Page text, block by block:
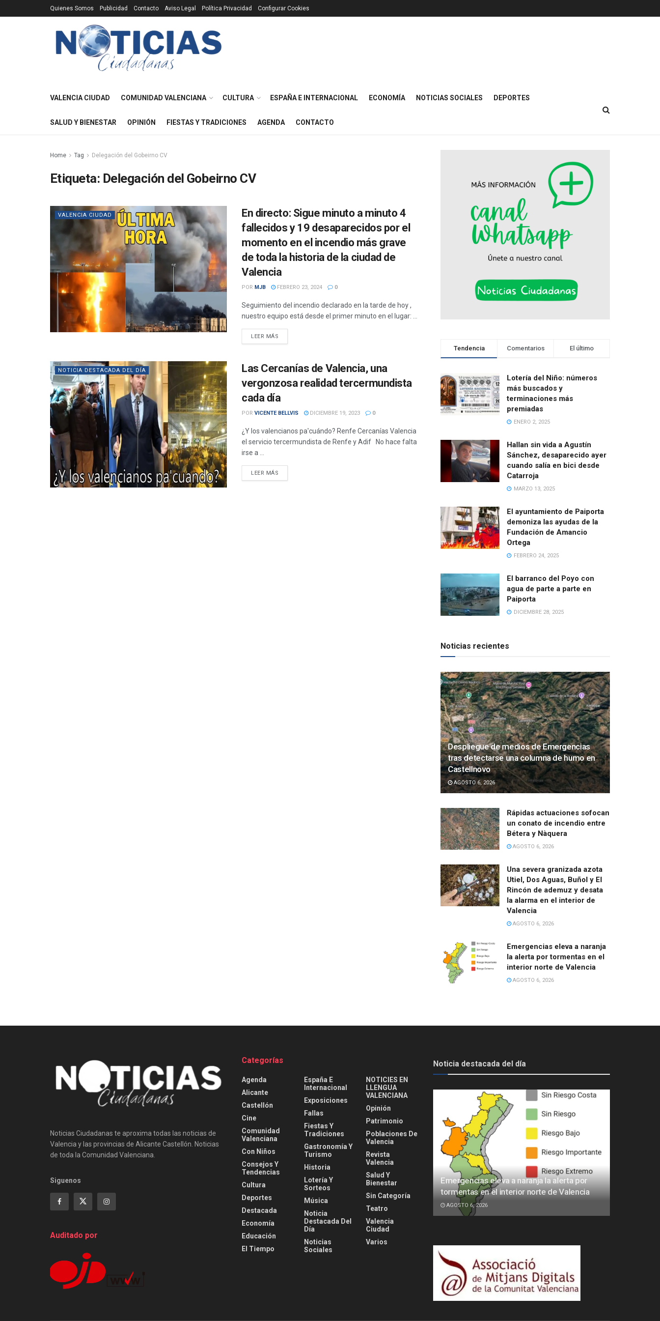
Quienes Somos Publicidad Contacto Aviso Legal Política Privacidad Configurar Cookies
VALENCIA CIUDAD COMUNIDAD VALENCIANA CULTURA ESPAÑA E INTERNACIONAL ECONOMÍA NOTICIAS SOCIALES DEPORTES
SALUD Y BIENESTAR OPINIÓN FIESTAS Y TRADICIONES AGENDA CONTACTO
Home Tag Delegación del Gobeirno CV
Etiqueta: Delegación del Gobeirno CV
VALENCIA CIUDAD
En directo: Sigue minuto a minuto 4
fallecidos y 19 desaparecidos por el
momento en el incendio más grave
de toda la historia de la ciudad de
Valencia
POR MJB FEBRERO 23, 2024 0
Seguimiento del incendio declarado en la tarde de hoy ,
nuestro equipo está desde el primer minuto en el lugar: ...
LEER MÁS
NOTICIA DESTACADA DEL DÍA
Las Cercanías de Valencia, una
vergonzosa realidad tercermundista
cada día
POR VICENTE BELLVIS DICIEMBRE 19, 2023 0
¿Y los valencianos pa'cuándo? Renfe Cercanías Valencia
el servicio tercermundista de Renfe y Adif No hace falta
irse a ...
LEER MÁS
Tendencia Comentarios El último
Lotería del Niño: números
más buscados y
terminaciones más
premiadas
ENERO 2, 2025
Hallan sin vida a Agustín
Sánchez, desaparecido ayer
cuando salía en bici desde
Catarroja
MARZO 13, 2025
El ayuntamiento de Paiporta
demoniza las ayudas de la
Fundación de Amancio
Ortega
FEBRERO 24, 2025
El barranco del Poyo con
agua de parte a parte en
Paiporta
DICIEMBRE 28, 2025
Noticias recientes
Despliegue de medios de Emergencias
tras detectarse una columna de humo en
Castellnovo
AGOSTO 6, 2026
Rápidas actuaciones sofocan
un conato de incendio entre
Bétera y Nàquera
AGOSTO 6, 2026
Una severa granizada azota
Utiel, Dos Aguas, Buñol y El
Rincón de ademuz y desata
la alarma en el interior de
Valencia
AGOSTO 6, 2026
Emergencias eleva a naranja
la alerta por tormentas en el
interior norte de Valencia
AGOSTO 6, 2026
Noticias Ciudadanas te aproxima todas las noticias de
Valencia y las provincias de Alicante Castellón. Noticias
de toda la Comunidad Valenciana.
Siguenos
Auditado por
Categorías
Agenda
Alicante
Castellón
Cine
Comunidad
Valenciana
Con Niños
Consejos Y
Tendencias
Cultura
Deportes
Destacada
Economía
Educación
El Tiempo
España E
Internacional
Exposiciones
Fallas
Fiestas Y
Tradiciones
Gastronomía Y
Turismo
Historia
Lotería Y
Sorteos
Música
Noticia
Destacada Del
Día
Noticias
Sociales
NOTICIES EN
LLENGUA
VALENCIANA
Opinión
Patrimonio
Poblaciones De
Valencia
Revista
Valencia
Salud Y
Bienestar
Sin Categoría
Teatro
Valencia
Ciudad
Varios
Noticia destacada del día
Emergencias eleva a naranja la alerta por
tormentas en el interior norte de Valencia
AGOSTO 6, 2026